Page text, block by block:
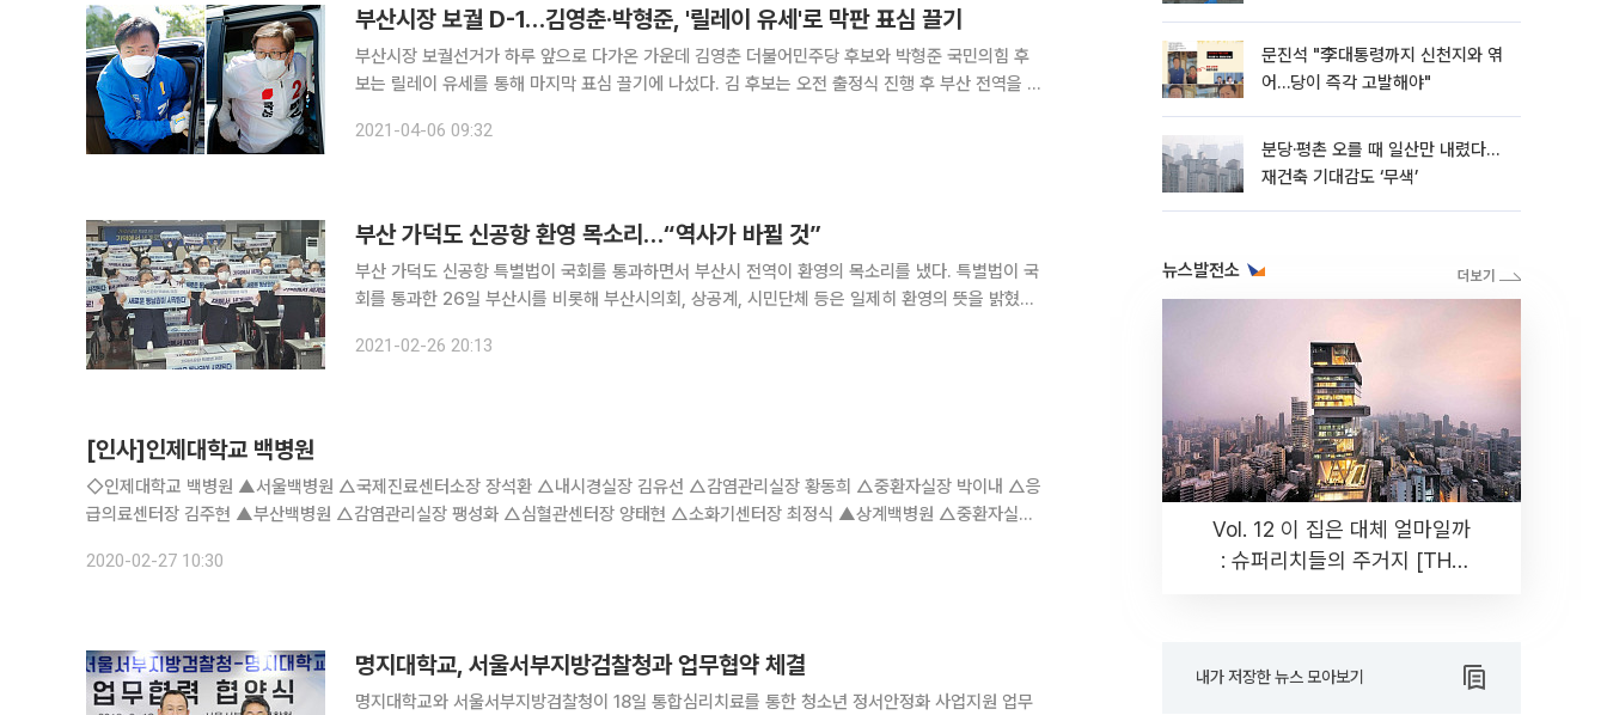
부산시장 보궐 D-1…김영춘·박형준, '릴레이 유세'로 막판 표심 끌기
부산시장 보궐선거가 하루 앞으로 다가온 가운데 김영춘 더불어민주당 후보와 박형준 국민의힘 후
보는 릴레이 유세를 통해 마지막 표심 끌기에 나섰다. 김 후보는 오전 출정식 진행 후 부산 전역을 돌
2021-04-06 09:32
부산 가덕도 신공항 환영 목소리…“역사가 바뀔 것”
부산 가덕도 신공항 특별법이 국회를 통과하면서 부산시 전역이 환영의 목소리를 냈다. 특별법이 국
회를 통과한 26일 부산시를 비롯해 부산시의회, 상공계, 시민단체 등은 일제히 환영의 뜻을 밝혔다.
다”며 “가덕도 신공항은 동남권을 글로벌 경제ㆍ관광도시로 이끌 것
2021-02-26 20:13
[인사]인제대학교 백병원
◇인제대학교 백병원 ▲서울백병원 △국제진료센터소장 장석환 △내시경실장 김유선 △감염관리실장 황동희 △중환자실장 박이내 △응
급의료센터장 김주현 ▲부산백병원 △감염관리실장 팽성화 △심혈관센터장 양태현 △소화기센터장 최정식 ▲상계백병원 △중환자실장
2020-02-27 10:30
명지대학교, 서울서부지방검찰청과 업무협약 체결
명지대학교와 서울서부지방검찰청이 18일 통합심리치료를 통한 청소년 정서안정화 사업지원 업무
문진석 "李대통령까지 신천지와 엮
어…당이 즉각 고발해야"
분당·평촌 오를 때 일산만 내렸다…
재건축 기대감도 ‘무색’
뉴스발전소
Vol. 12 이 집은 대체 얼마일까
: 슈퍼리치들의 주거지 [THE
내가 저장한 뉴스 모아보기